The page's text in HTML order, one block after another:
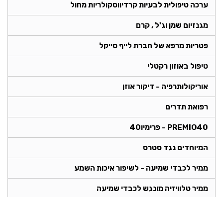
ערכה טיפולית לבעיות קרדיווסקולריות מחול
מגנזיום שמן וג'ל , קרם
פטריות מרפא של חברת לייף סייקל
טיפול באוזון רקטלי
אוריקולותרפיה - דיקור אוזן
רפואת תדרים
PREMIO40 - פרימיו40
המיוחדים נגד סטרס
ממיר לכבדי שמיעה - לשיפור איכות השמע
ממיר טלוויזיה מונגש לכבדי שמיעה